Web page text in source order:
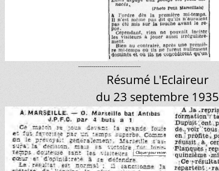
--------------------------------
Résumé L'Eclaireur
du 23 septembre 1935